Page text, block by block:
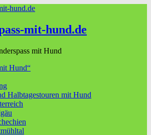
mit-hund.de
mit Hund
Hund“
Halbtagestouren mit Hund